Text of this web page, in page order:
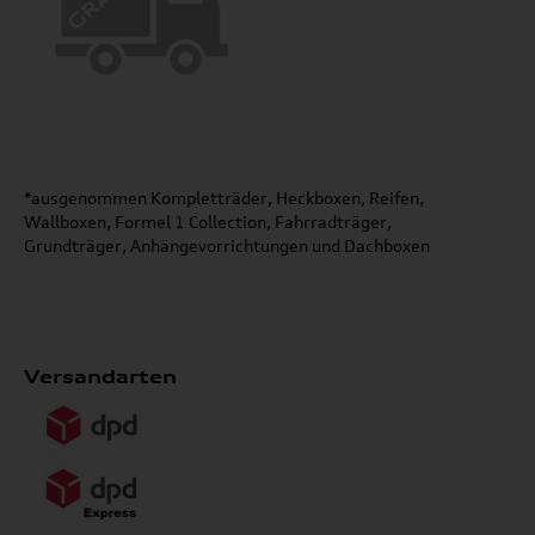
*ausgenommen Kompletträder, Heckboxen, Reifen,
Wallboxen, Formel 1 Collection, Fahrradträger,
Grundträger, Anhängevorrichtungen und Dachboxen
Versandarten